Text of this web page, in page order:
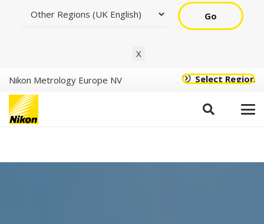
Go
X
Nikon Metrology Europe NV Select Region